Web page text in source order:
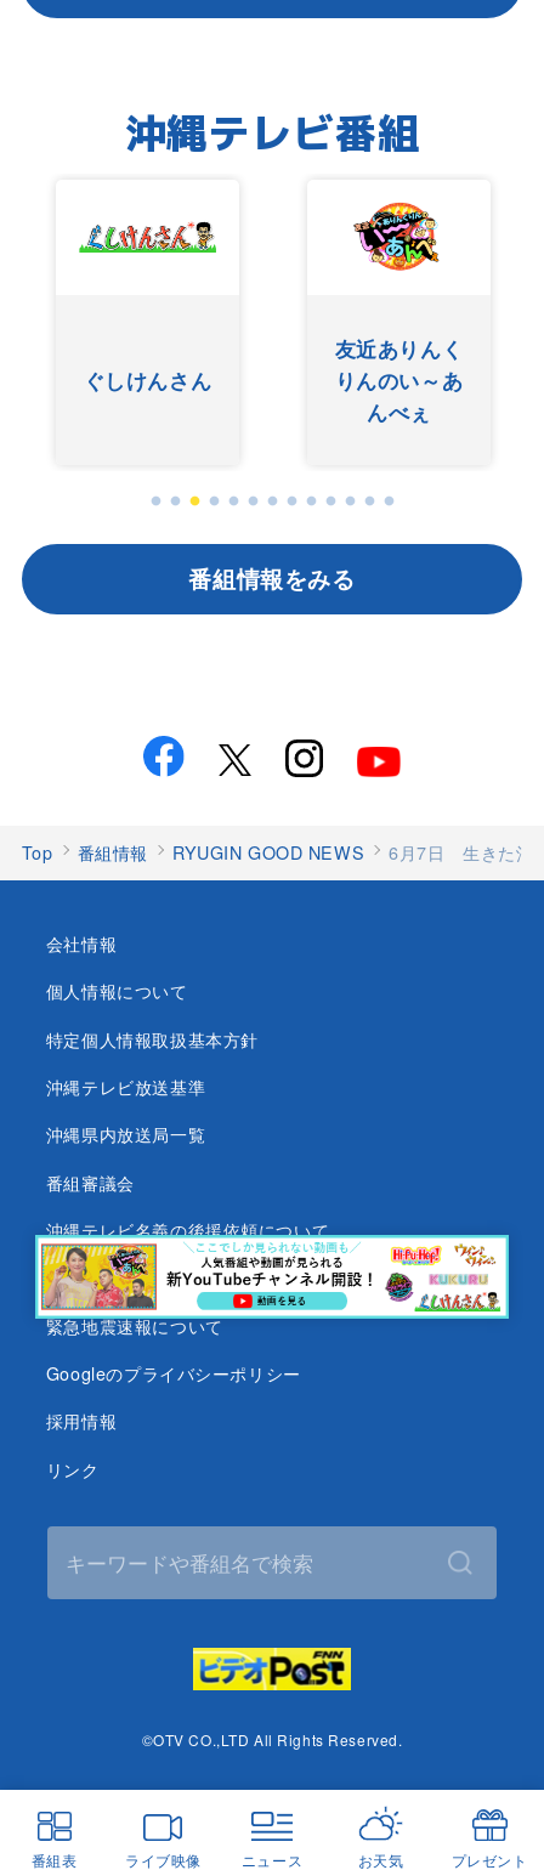
番組表 ライブ映像 ニュース お天気 プレゼント
沖縄テレビ番組
ぐしけんさん
友近ありんく
りんのい～あ
んべぇ
番組情報をみる
Top 番組情報 RYUGIN GOOD NEWS 6月7日 生きた沖
会社情報
個人情報について
特定個人情報取扱基本方針
沖縄テレビ放送基準
沖縄県内放送局一覧
番組審議会
沖縄テレビ名義の後援依頼について
テレビ視聴データについて
緊急地震速報について
Googleのプライバシーポリシー
採用情報
リンク
©OTV CO.,LTD All Rights Reserved.